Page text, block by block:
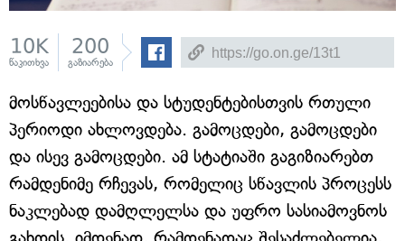
10K
წაკითხვა
200
გაზიარება
მოსწავლეებისა და სტუდენტებისთვის რთული
პერიოდი ახლოვდება. გამოცდები, გამოცდები
და ისევ გამოცდები. ამ სტატიაში გაგიზიარებთ
რამდენიმე რჩევას, რომელიც სწავლის პროცესს
ნაკლებად დამღლელსა და უფრო სასიამოვნოს